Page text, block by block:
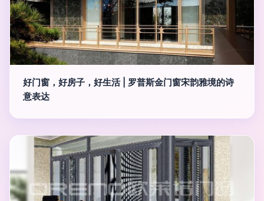
好门窗，好房子，好生活 | 罗普斯金门窗宋韵雅境的诗
意表达